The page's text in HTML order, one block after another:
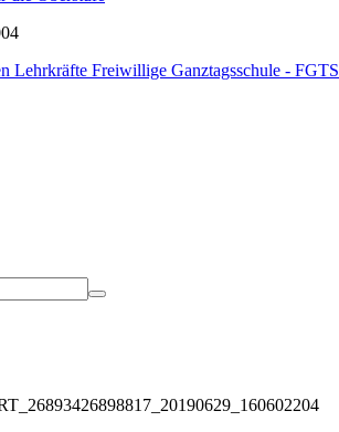
Lehrkräfte Freiwillige Ganztagsschule - FGTS